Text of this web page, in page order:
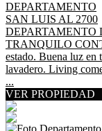
DEPARTAMENTO
SAN LUIS AL 2700
DEPARTAMENTO
TRANQUILO
estado. Buena luz en
lavadero. Living
...
VER PROPIEDAD